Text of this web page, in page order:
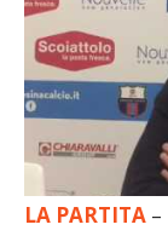
LA PARTITA –